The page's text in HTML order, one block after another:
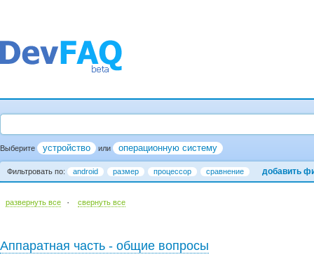
Выберите устройство или операционную систему
Фильтровать по: android размер процессор сравнение добавить
развернуть все · cвернуть все
Аппаратная часть - общие вопросы